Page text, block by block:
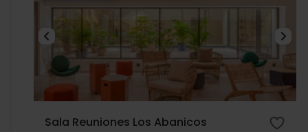
Sala Reuniones Los Abanicos